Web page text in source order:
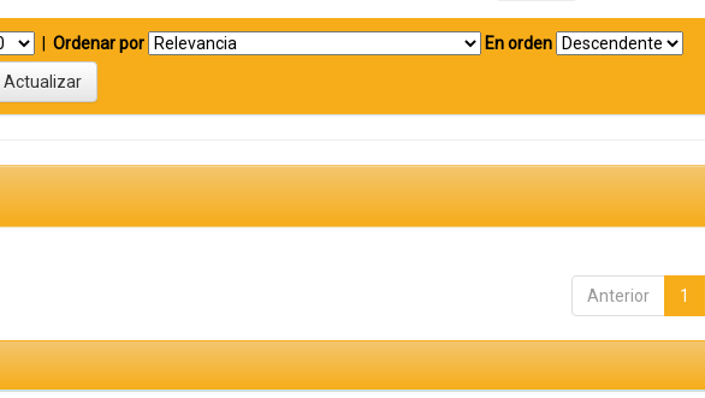
Ordenar por
En orden
Anterior 1